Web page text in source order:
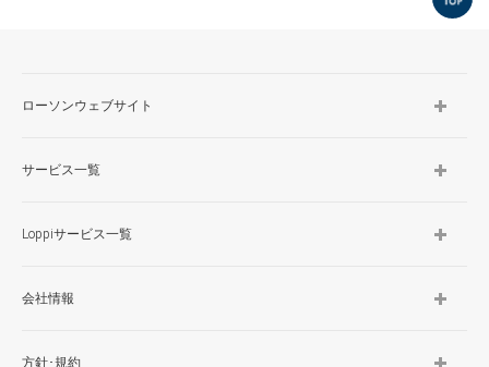
ローソンウェブサイト
サービス一覧
Loppiサービス一覧
会社情報
方針･規約